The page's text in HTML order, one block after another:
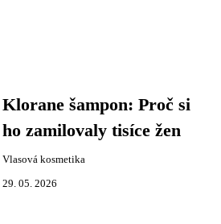
Klorane šampon: Proč si
ho zamilovaly tisíce žen
Vlasová kosmetika
29. 05. 2026